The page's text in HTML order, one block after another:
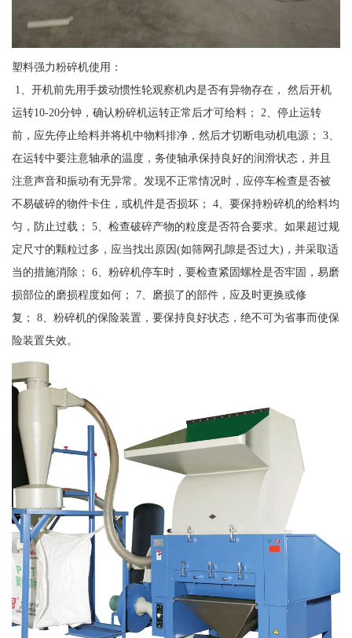
塑料强力粉碎机使用：
1、开机前先用手拨动惯性轮观察机内是否有异物存在， 然后开机
运转10-20分钟，确认粉碎机运转正常后才可给料； 2、停止运转
前，应先停止给料并将机中物料排净，然后才切断电动机电源； 3、
在运转中要注意轴承的温度，务使轴承保持良好的润滑状态，并且
注意声音和振动有无异常。发现不正常情况时，应停车检查是否被
不易破碎的物件卡住，或机件是否损坏； 4、要保持粉碎机的给料均
匀，防止过载； 5、检查破碎产物的粒度是否符合要求。如果超过规
定尺寸的颗粒过多，应当找出原因(如筛网孔隙是否过大)，并采取适
当的措施消除； 6、粉碎机停车时，要检查紧固螺栓是否牢固，易磨
损部位的磨损程度如何； 7、磨损了的部件，应及时更换或修
复； 8、粉碎机的保险装置，要保持良好状态，绝不可为省事而使保
险装置失效。